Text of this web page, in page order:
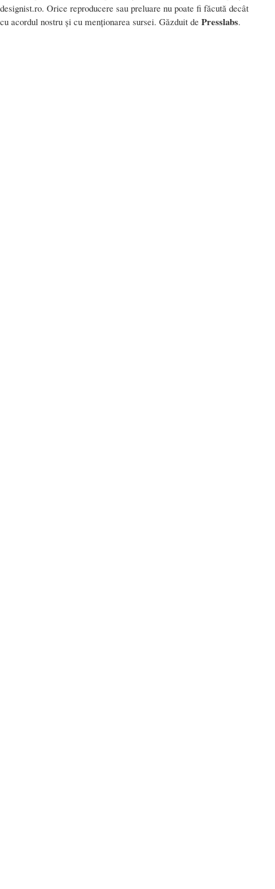
designist.ro. Orice reproducere sau preluare nu poate fi făcută decât
cu acordul nostru și cu menționarea sursei. Găzduit de Presslabs.